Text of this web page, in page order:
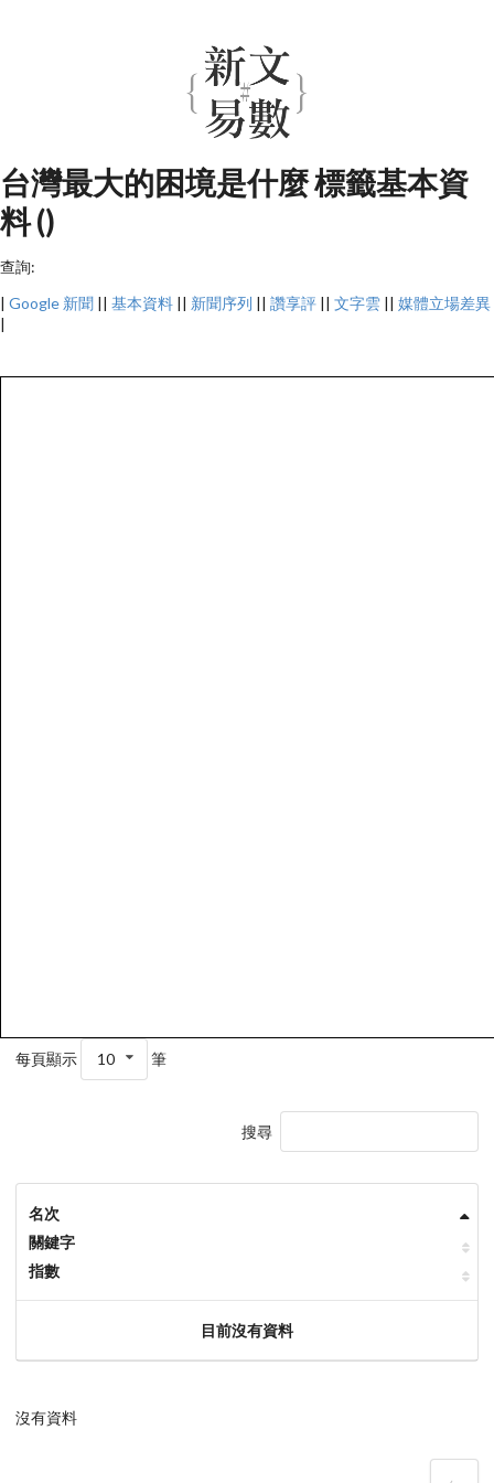
台灣最大的困境是什麼 標籤基本資
料 ()
查詢:
| Google 新聞 || 基本資料 || 新聞序列 || 讚享評 || 文字雲 || 媒體立場差異
|
每頁顯示 10 筆
搜尋
名次
關鍵字
指數
目前沒有資料
沒有資料